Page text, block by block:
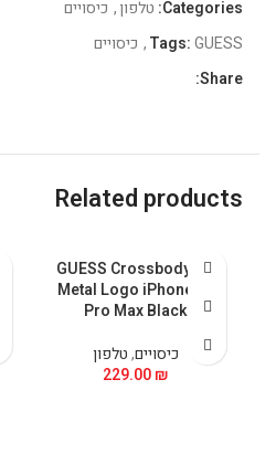
Categories: טלפון, כיסויים
Tags:GUESS
, כיסויים
Share:
Related products
GUESS Crossbody PU
Metal Logo iPhone 15
Pro Max Black
כיסויים,טלפון
229.00₪